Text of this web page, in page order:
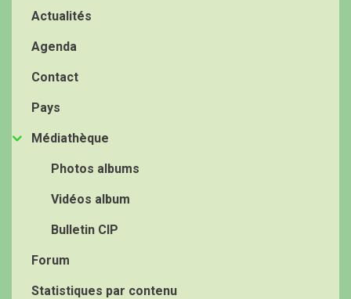
Actualités
Agenda
Contact
Pays
Médiathèque
Photos albums
Vidéos album
Bulletin CIP
Forum
Statistiques par contenu